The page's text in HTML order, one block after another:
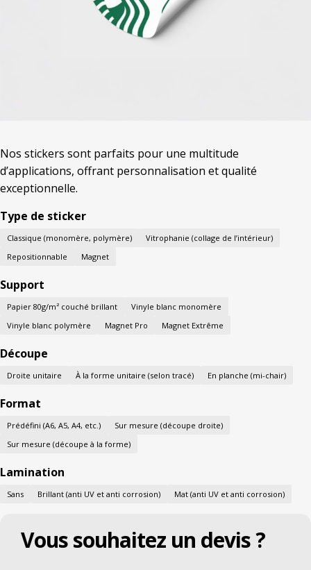
Nos stickers sont parfaits pour une multitude
d’applications, offrant personnalisation et qualité
exceptionnelle.
Type de sticker
Classique (monomère, polymère)
Vitrophanie (collage de l’intérieur)
Repositionnable
Magnet
Support
Papier 80g/m² couché brillant
Vinyle blanc monomère
Vinyle blanc polymère
Magnet Pro Magnet Extrême
Découpe
Droite unitaire À la forme unitaire (selon tracé) En planche (mi-chair)
Format
Prédéfini (A6, A5, A4, etc.)
Sur mesure (découpe droite)
Sur mesure (découpe à la forme)
Lamination
Sans Brillant (anti UV et anti corrosion) Mat (anti UV et anti corrosion)
Vous souhaitez un devis ?